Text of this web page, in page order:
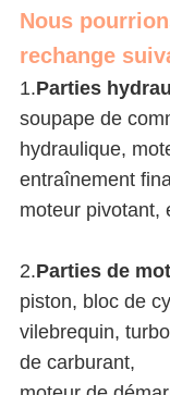
Nous
rechange
1.Parties
soupape de
hydraulique,
entraînement
moteur pivotant,
2.Parties de
piston, bloc de
vilebrequin,
de carburant,